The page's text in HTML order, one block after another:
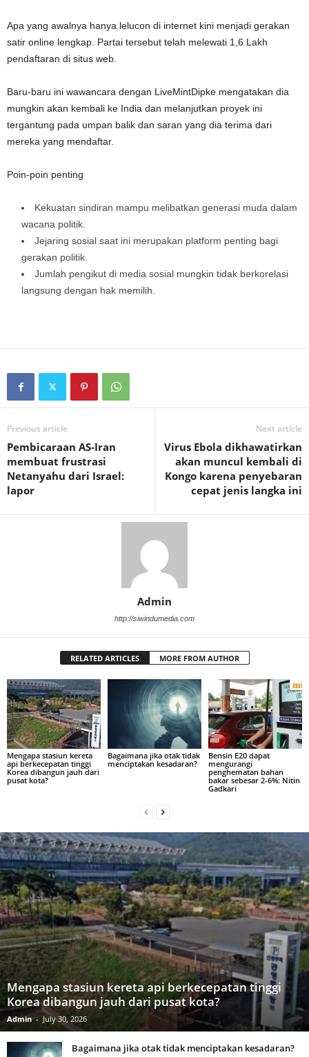
Apa yang awalnya hanya lelucon di internet kini menjadi gerakan
satir online lengkap . Partai tersebut telah melewati 1,6 Lakh
pendaftaran di situs web.
Baru-baru ini wawancara dengan LiveMintDipke mengatakan dia
mungkin akan kembali ke India dan melanjutkan proyek ini
tergantung pada umpan balik dan saran yang dia terima dari
mereka yang mendaftar.
Poin-poin penting
Kekuatan sindiran mampu melibatkan generasi muda dalam
wacana politik.
Jejaring sosial saat ini merupakan platform penting bagi
gerakan politik.
Jumlah pengikut di media sosial mungkin tidak berkorelasi
langsung dengan hak memilih.
Previous article
Pembicaraan AS-Iran
membuat frustrasi
Netanyahu dari Israel:
lapor
Next article
Virus Ebola dikhawatirkan
akan muncul kembali di
Kongo karena penyebaran
cepat jenis langka ini
Admin
http://siwindumedia.com
RELATED ARTICLES MORE FROM AUTHOR
Mengapa stasiun kereta
api berkecepatan tinggi
Korea dibangun jauh dari
pusat kota?
Bagaimana jika otak tidak
menciptakan kesadaran?
Bensin E20 dapat
mengurangi
penghematan bahan
bakar sebesar 2-6%: Nitin
Gadkari
Mengapa stasiun kereta api berkecepatan tinggi
Korea dibangun jauh dari pusat kota?
Admin - July 30, 2026
Bagaimana jika otak tidak menciptakan kesadaran?